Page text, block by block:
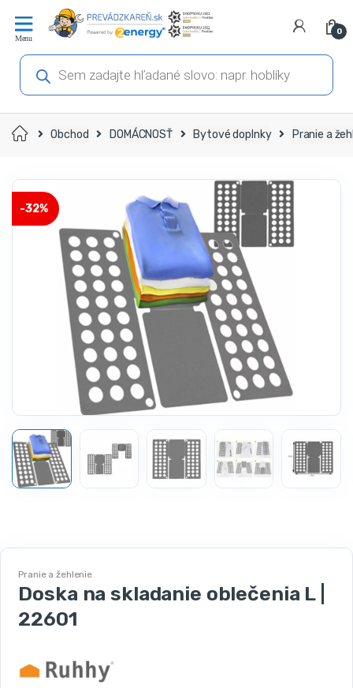
navigáciu
obsah
0
Products
search
Domov Obchod DOMÁCNOSŤ Bytové doplnky Pranie a
-32%
Pranie a žehlenie
Doska na skladanie oblečenia L |
22601